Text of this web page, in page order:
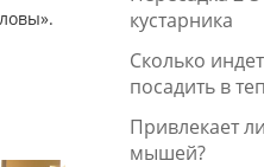
кустарника
Сколько
посадить в
Привлекает
мышей?